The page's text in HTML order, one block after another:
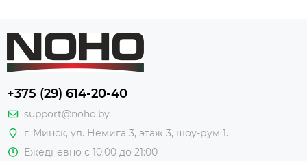
+375 (29) 614-20-40
support@noho.by
г. Минск, ул. Немига 3, этаж 3, шоу-рум 1.
Ежедневно с 10:00 до 21:00